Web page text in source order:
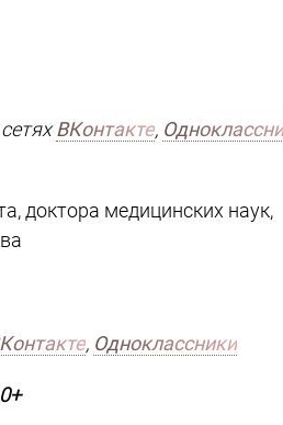
ВКонтакте,
доктора медицинских наук,
, Одноклассники
0+